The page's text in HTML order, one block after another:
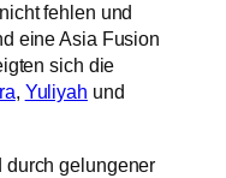
fehlen und
eine Asia Fusion
sich die
, Yuliyah und
durch gelungener